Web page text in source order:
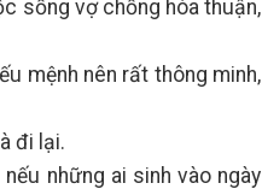
sống vợ chồng hòa thuận,
mệnh nên rất thông minh,
đi lại.
những ai sinh vào ngày